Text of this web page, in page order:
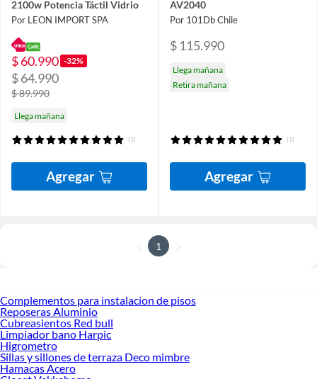
2100w Potencia Táctil Vidrio
Por LEON IMPORT SPA
$ 60.990 -32%
$ 64.990
$ 89.990
Llega mañana
(1)
Agregar
AV2040
Por 101Db Chile
$ 115.990
Llega mañana
Retira mañana
(1)
Agregar
1
Complementos para instalacion de pisos
Reposeras Aluminio
Cubreasientos Red bull
Limpiador bano Harpic
Higrometro
Sillas y sillones de terraza Deco mimbre
Hamacas Acero